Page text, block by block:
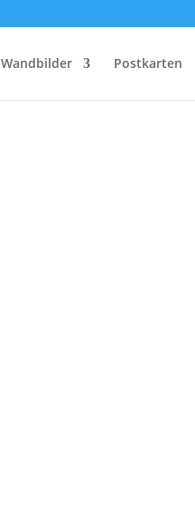
Wandbilder Postkarten
Start/Shop/Alu-Dibond/